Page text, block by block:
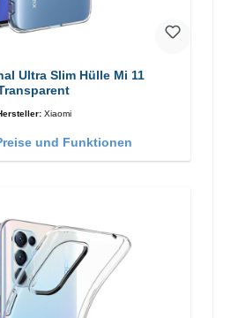
Ultra Slim Hülle Mi 11
Xiaomi
und Funktionen